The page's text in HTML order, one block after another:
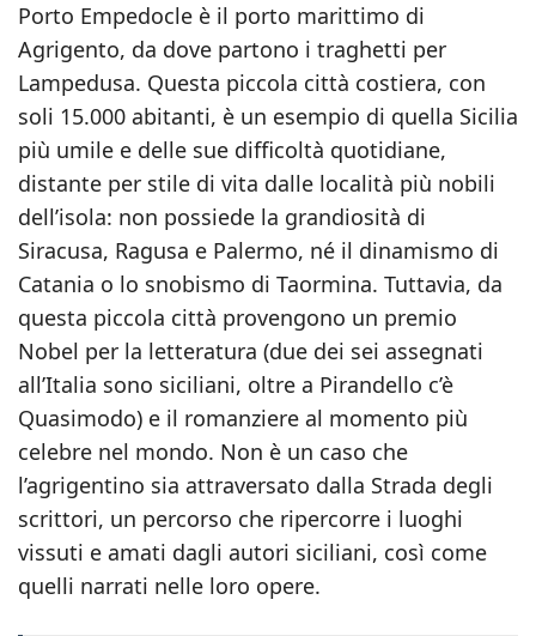
Porto Empedocle è il porto marittimo di
Agrigento, da dove partono i traghetti per
Lampedusa. Questa piccola città costiera, con
soli 15.000 abitanti, è un esempio di quella Sicilia
più umile e delle sue difficoltà quotidiane,
distante per stile di vita dalle località più nobili
dell’isola: non possiede la grandiosità di
Siracusa, Ragusa e Palermo, né il dinamismo di
Catania o lo snobismo di Taormina. Tuttavia, da
questa piccola città provengono un premio
Nobel per la letteratura (due dei sei assegnati
all’Italia sono siciliani, oltre a Pirandello c’è
Quasimodo) e il romanziere al momento più
celebre nel mondo. Non è un caso che
l’agrigentino sia attraversato dalla Strada degli
scrittori, un percorso che ripercorre i luoghi
vissuti e amati dagli autori siciliani, così come
quelli narrati nelle loro opere.